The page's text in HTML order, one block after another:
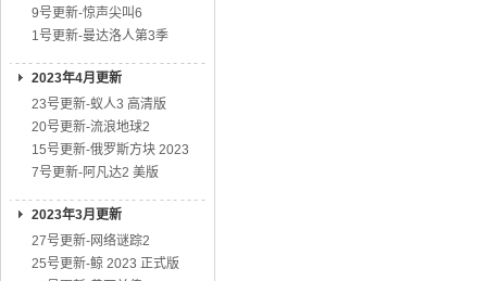
9号更新-惊声尖叫6
1号更新-曼达洛人第3季
2023年4月更新
23号更新-蚁人3 高清版
20号更新-流浪地球2
15号更新-俄罗斯方块 2023
7号更新-阿凡达2 美版
2023年3月更新
27号更新-网络谜踪2
25号更新-鲸 2023 正式版